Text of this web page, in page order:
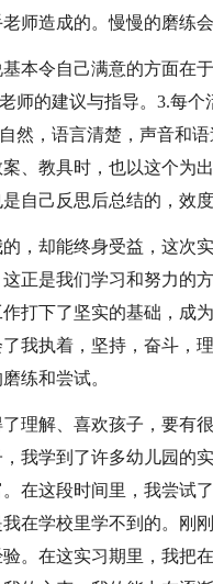
师造成的。慢慢的磨练
本令自己满意的方面在
师的建议与指导。3.每
然，语言清楚，声音和
、教具时，也以这个为
自己反思后总结的，效度
，却能终身受益，这次
正是我们学习和努力的
打下了坚实的基础，成
我执着，坚持，奋斗，
练和尝试。
理解、喜欢孩子，要有
我学到了许多幼儿园的
在这段时间里，我尝试
在学校里学不到的。刚
。在这实习期里，我把